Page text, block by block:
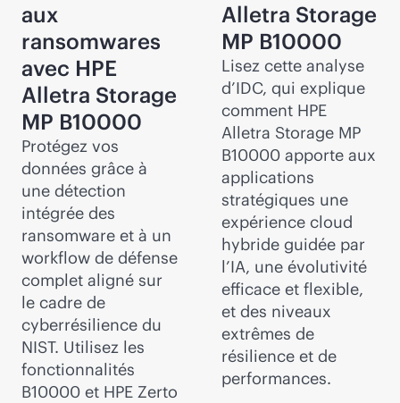
aux
ransomwares
avec HPE
Alletra Storage
MP B10000
Protégez vos
données grâce à
une détection
intégrée des
ransomware et à un
workflow de défense
complet aligné sur
le cadre de
cyberrésilience du
NIST. Utilisez les
fonctionnalités
B10000 et HPE Zerto
Alletra Storage
MP B10000
Lisez cette analyse
d’IDC, qui explique
comment HPE
Alletra Storage MP
B10000 apporte aux
applications
stratégiques une
expérience cloud
hybride guidée par
l’IA, une évolutivité
efficace et flexible,
et des niveaux
extrêmes de
résilience et de
performances.